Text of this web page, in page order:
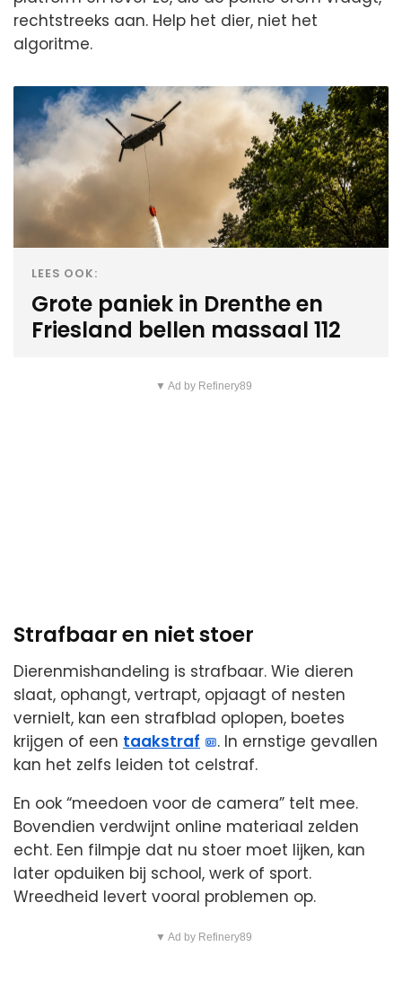
rechtstreeks aan. Help het dier, niet het
algoritme.
LEES OOK:
Grote paniek in Drenthe en
Friesland bellen massaal 112
▼ Ad by Refinery89
Strafbaar en niet stoer
Dierenmishandeling is strafbaar. Wie dieren
slaat, ophangt, vertrapt, opjaagt of nesten
vernielt, kan een strafblad oplopen, boetes
krijgen of een taakstraf
. In ernstige gevallen
kan het zelfs leiden tot celstraf.
En ook “meedoen voor de camera” telt mee.
Bovendien verdwijnt online materiaal zelden
echt. Een filmpje dat nu stoer moet lijken, kan
later opduiken bij school, werk of sport.
Wreedheid levert vooral problemen op.
▼ Ad by Refinery89